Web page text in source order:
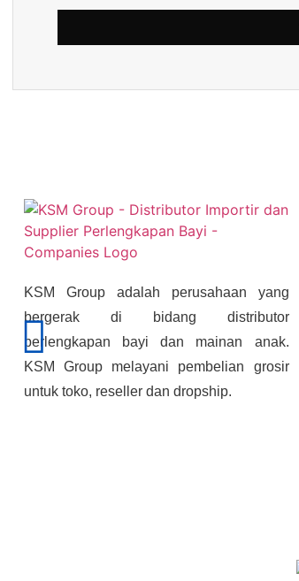
KSM Group adalah perusahaan yang
bergerak di bidang distributor
perlengkapan bayi dan mainan anak.
KSM Group melayani pembelian grosir
untuk toko, reseller dan dropship.